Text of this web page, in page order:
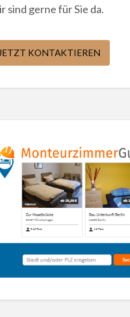
sind gerne für Sie da.
JETZT KONTAKTIEREN